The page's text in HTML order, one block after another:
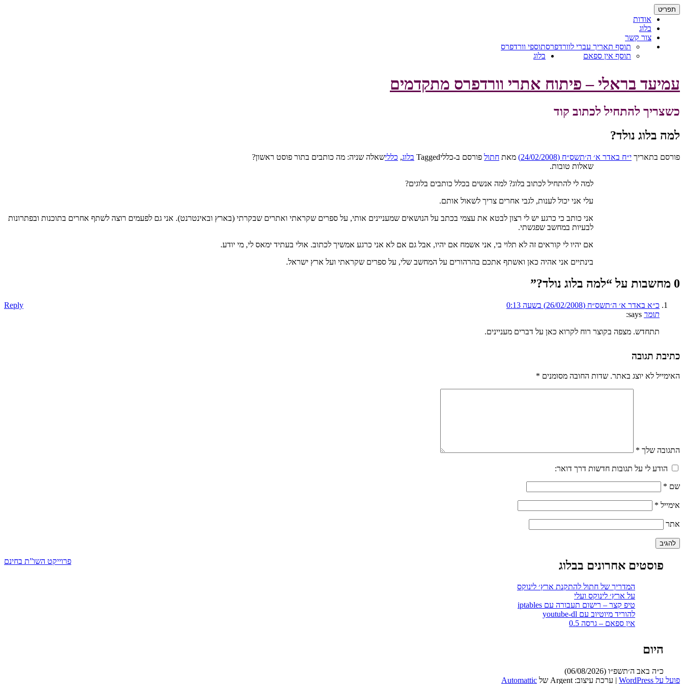
דילוג
לתוכן
תפריט
אודות
בלוג
צור קשר
תוספי וורדפרסתוסף תאריך עברי לוורדפרס
תוסף אין ספאם
בלוג
עמיעד בראלי – פיתוח אתרי וורדפרס מתקדמים
כשצריך להתחיל לכתוב קוד
למה בלוג נולד?
פורסם בתאריך י״ח באדר א׳ ה׳תשס״ח (24/02/2008) מאת חתול פורסם ב-כלליTagged בלוג, כללישאלה שניה: מה כותבים בתור פוסט ראשון?
שאלות טובות.
למה לי להתחיל לכתוב בלוג? למה אנשים בכלל כותבים בלוגים?
עלי אני יכול לענות, לגבי אחרים צריך לשאול אותם.
אני כותב כי כרגע יש לי רצון לבטא את עצמי בכתב על הנושאים שמעניינים אותי, על ספרים שקראתי ואתרים שבקרתי (בארץ ובאינטרנט). אני גם לפעמים רוצה לשתף אחרים בתוכנות ובפתרונות
לבעיות במחשב שפגשתי.
אם יהיו לי קוראים זה לא תלוי בי, אני אשמח אם יהיו, אבל גם אם לא אני כרגע אמשיך לכתוב. אולי בעתיד ימאס לי, מי יודע.
בינתיים אני אהיה כאן ואשתף אתכם בהרהורים על המחשב שלי, על ספרים שקראתי ועל ארץ ישראל.
0 מחשבות על “ למה בלוג נולד?”
כ״א באדר א׳ ה׳תשס״ח (26/02/2008) בשעה 0:13
Reply
תומר says:
תתחדש. מצפה בקוצר רוח לקרוא כאן על דברים מעניינים.
כתיבת תגובה
האימייל לא יוצג באתר. שדות החובה מסומנים *
התגובה שלך *
הודע לי על תגובות חדשות דרך דואר:
שם *
אימייל *
אתר
ניווט פרוייקט השו”ת בחינם פוסטים אחרונים בבלוג
המדריך של חתול להתקנת ארץ׳ לינוקס
על ארץ׳ לינוקס ועלי
טיפ קצר – רישום תעבורה עם iptables
להוריד מיוטיוב עם youtube-dl
אין ספאם – גרסה 0.5
היום
כ״ה באב ה׳תשפ״ו (06/08/2026)
פועל על WordPress
| ערכת עיצוב: Argent של Automattic